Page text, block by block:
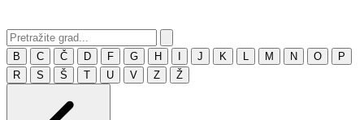
B C Č D F G H J K M N O
P
R
S Š T U V Z Ž